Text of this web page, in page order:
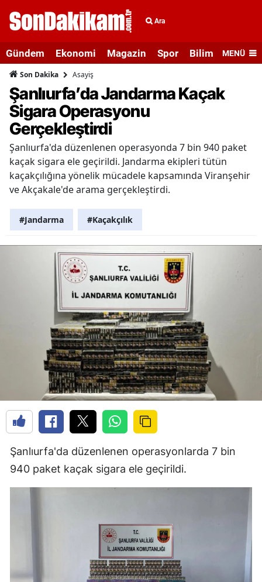
Ara
Gündem Ekonomi Magazin Spor Bilim veMENÜ
Son Dakika Asayiş
Şanlıurfa’da Jandarma Kaçak
Sigara Operasyonu
Gerçekleştirdi
Şanlıurfa'da düzenlenen operasyonda 7 bin 940 paket
kaçak sigara ele geçirildi. Jandarma ekipleri tütün
kaçakçılığına yönelik mücadele kapsamında Viranşehir
ve Akçakale'de arama gerçekleştirdi.
#Jandarma #Kaçakçılık
Şanlıurfa'da düzenlenen operasyonlarda 7 bin
940 paket kaçak sigara ele geçirildi.